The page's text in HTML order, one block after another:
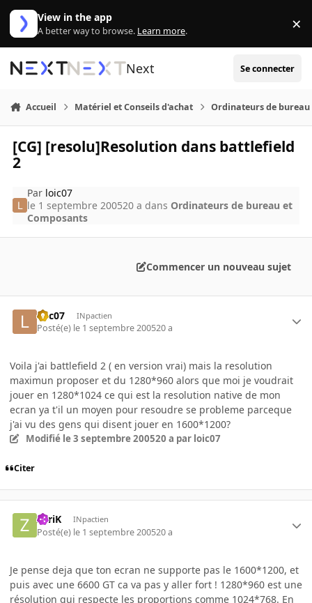
Aller au contenu
View in the app
A better way to browse. Learn more. ×
Next Se connecter
Accueil Matériel et Conseils d'achat Ordinateurs de bureau
[CG] [resolu]Resolution dans battlefield
2
Par loic07
le 1 septembre 200520 a dans Ordinateurs de bureau et
Composants
Commencer un nouveau sujet
loic07 INpactien
Posté(e) le 1 septembre 200520 a
Voila j'ai battlefield 2 ( en version vrai) mais la resolution
maximun proposer et du 1280*960 alors que moi je voudrait
jouer en 1280*1024 ce qui est la resolution native de mon
ecran ya t'il un moyen pour resoudre se probleme parceque
j'ai vu des gens qui disent jouer en 1600*1200?
Modifié le 3 septembre 200520 a par loic07
Citer
ZyriK INpactien
Posté(e) le 1 septembre 200520 a
Je pense deja que ton ecran ne supporte pas le 1600*1200, et
puis avec une 6600 GT ca va pas y aller fort ! 1280*960 est une
résolution qui respecte les proportions comme 1024*768. En